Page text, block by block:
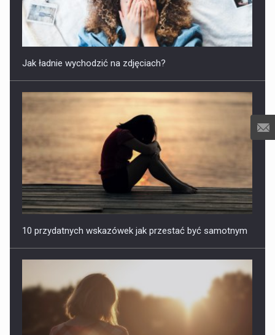
Jak ładnie wychodzić na zdjęciach?
10 przydatnych wskazówek jak przestać być samotnym